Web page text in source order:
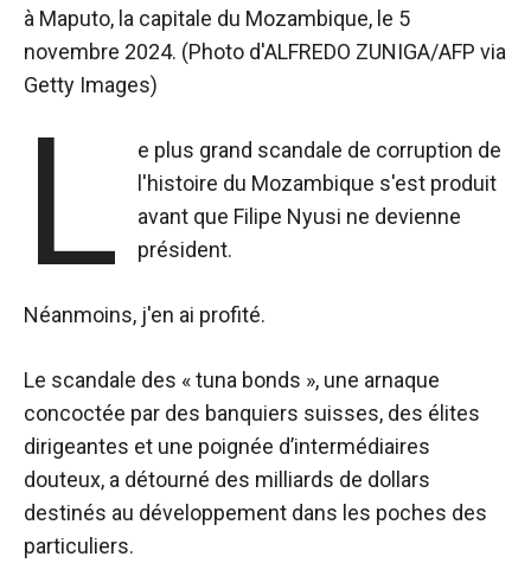
à Maputo, la capitale du Mozambique, le 5
novembre 2024. (Photo d'ALFREDO ZUNIGA/AFP via
Getty Images)
L
e plus grand scandale de corruption de
l'histoire du Mozambique s'est produit
avant que Filipe Nyusi ne devienne
président.
Néanmoins, j'en ai profité.
Le scandale des « tuna bonds », une arnaque
concoctée par des banquiers suisses, des élites
dirigeantes et une poignée d’intermédiaires
douteux, a détourné des milliards de dollars
destinés au développement dans les poches des
particuliers.